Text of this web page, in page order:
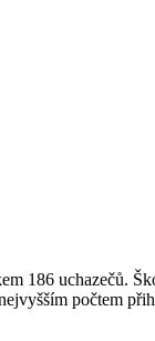
186 uchazečů.
počtem